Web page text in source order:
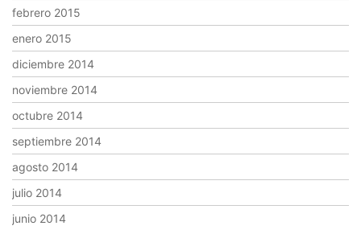
febrero 2015
enero 2015
diciembre 2014
noviembre 2014
octubre 2014
septiembre 2014
agosto 2014
julio 2014
junio 2014